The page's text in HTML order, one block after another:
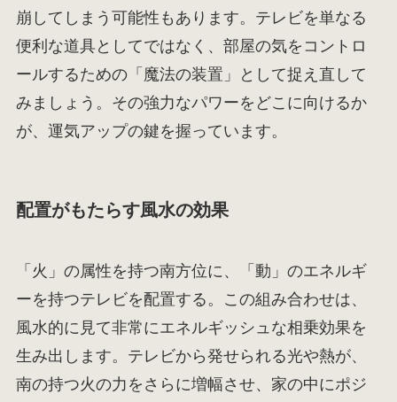
崩してしまう可能性もあります。テレビを単なる
便利な道具としてではなく、部屋の気をコントロ
ールするための「魔法の装置」として捉え直して
みましょう。その強力なパワーをどこに向けるか
が、運気アップの鍵を握っています。
配置がもたらす風水の効果
「火」の属性を持つ南方位に、「動」のエネルギ
ーを持つテレビを配置する。この組み合わせは、
風水的に見て非常にエネルギッシュな相乗効果を
生み出します。テレビから発せられる光や熱が、
南の持つ火の力をさらに増幅させ、家の中にポジ